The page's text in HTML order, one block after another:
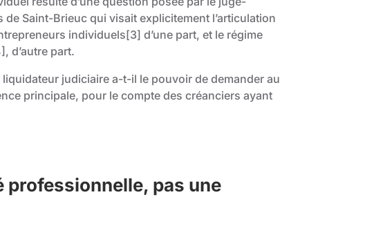
Saint-Brieuc qui visait explicitement l’articulation
individuels[3] d’une part, et le régime
, d’autre part.
judiciaire a-t-il le pouvoir de demander au
principale, pour le compte des créanciers ayant
professionnelle, pas une